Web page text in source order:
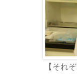
【それ